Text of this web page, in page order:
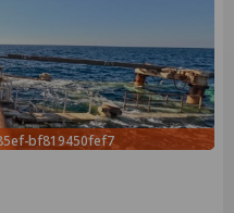
bf819450fef7